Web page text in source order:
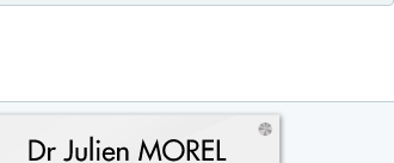
cherchez ? À vous de jouer